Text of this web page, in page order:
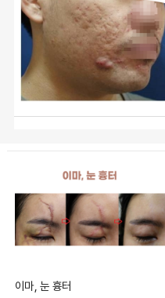
이마, 눈 흉터